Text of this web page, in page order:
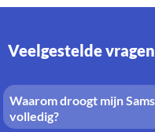
Veelgestelde vragen
Waarom droogt mijn Samsung wasdroger de kleding niet
volledig?